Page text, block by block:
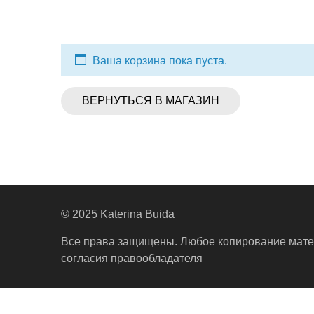
Ваша корзина пока пуста.
ВЕРНУТЬСЯ В МАГАЗИН
© 2025 Katerina Buida
Все права защищены. Любое копирование
согласия правообладателя